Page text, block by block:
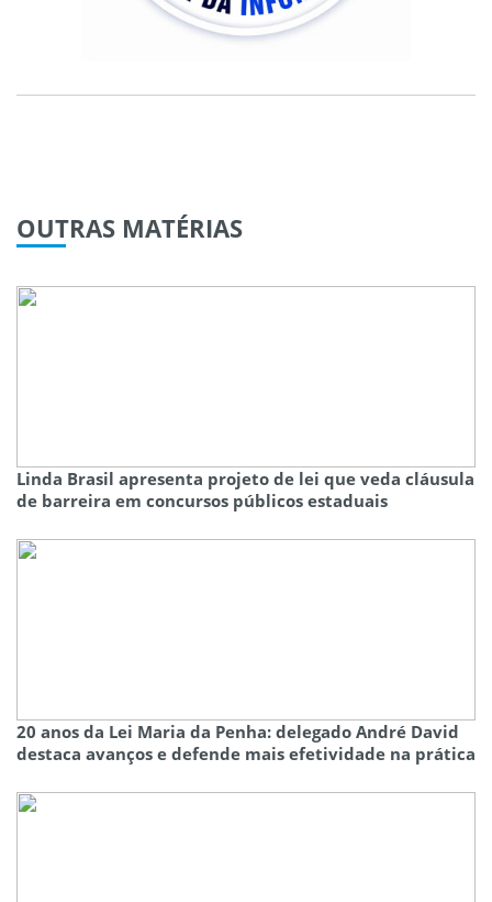
OUTRAS MATÉRIAS
Linda Brasil apresenta projeto de lei que veda cláusula
de barreira em concursos públicos estaduais
20 anos da Lei Maria da Penha: delegado André David
destaca avanços e defende mais efetividade na prática